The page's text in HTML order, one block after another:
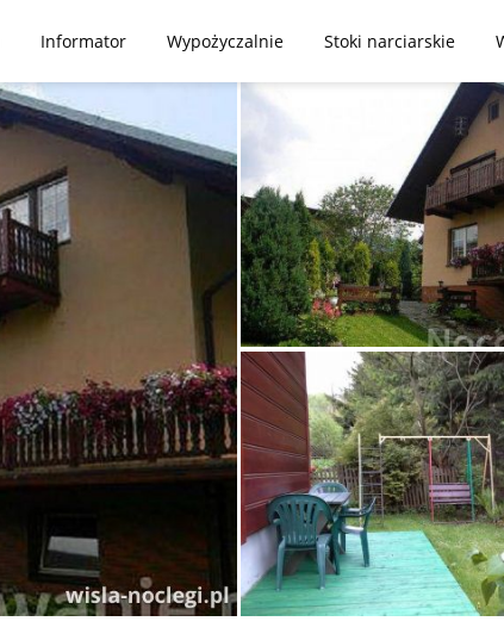
Informator Wypożyczalnie Stoki narciarskie